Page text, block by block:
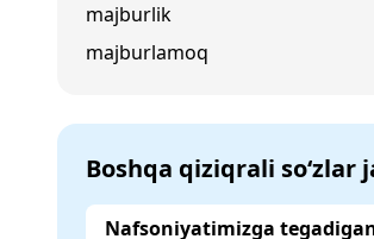
majburlik
majburlamoq
Boshqa qiziqrali so‘zlar
Nafsoniyatimizga